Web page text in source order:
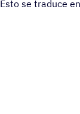
Esto se traduce